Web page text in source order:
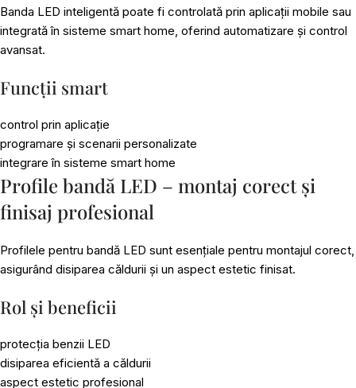
Banda LED inteligentă poate fi controlată prin aplicații mobile sau
integrată în sisteme smart home, oferind automatizare și control
avansat.
Funcții smart
control prin aplicație
programare și scenarii personalizate
integrare în sisteme smart home
Profile bandă LED – montaj corect și
finisaj profesional
Profilele pentru bandă LED sunt esențiale pentru montajul corect,
asigurând disiparea căldurii și un aspect estetic finisat.
Rol și beneficii
protecția benzii LED
disiparea eficientă a căldurii
aspect estetic profesional